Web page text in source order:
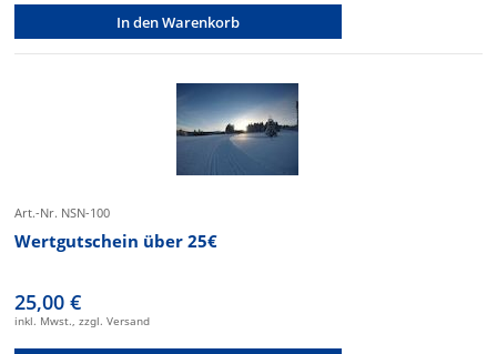
In den Warenkorb
Art.-Nr. NSN-100
Wertgutschein über 25€
25,00 €
inkl. Mwst., zzgl. Versand